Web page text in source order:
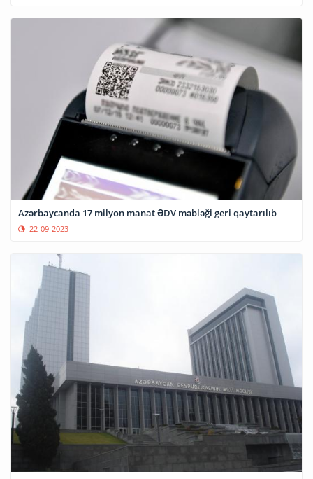
Azərbaycanda 17 milyon manat ƏDV məbləği geri qaytarılıb
22-09-2023